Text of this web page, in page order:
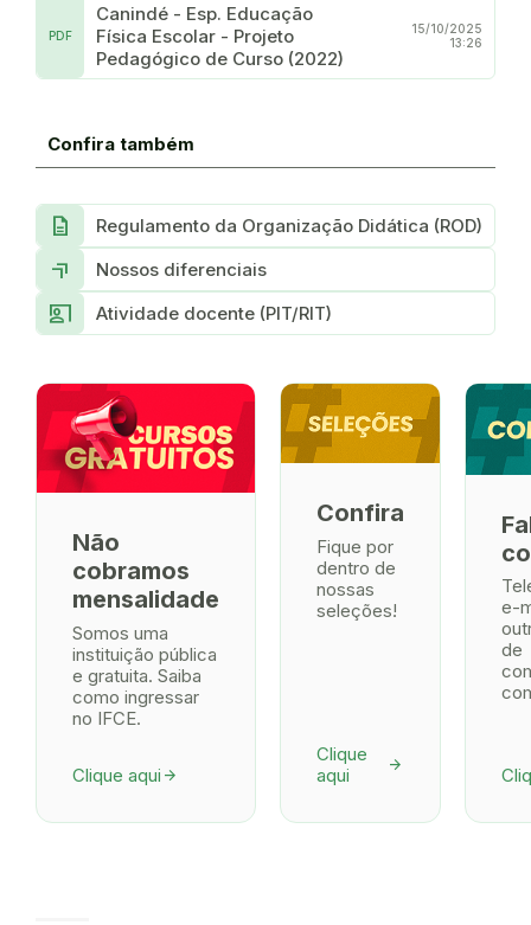
Canindé - Esp. Educação
Física Escolar - Projeto
Pedagógico de Curso (2022)
PDF
15/10/2025
13:26
Confira também
Description Regulamento da Organização Didática (ROD)
More_up Nossos diferenciais
co_present Atividade docente (PIT/RIT)
Não
cobramos
mensalidade
Somos uma
instituição pública
e gratuita. Saiba
como ingressar
no IFCE.
Clique aqui arrow_forward
Confira
Fique por
dentro de
nossas
seleções!
Clique
aqui
arrow_forward
e-
de